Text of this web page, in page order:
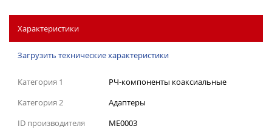
Характеристики
Загрузить технические характеристики
Категория 1
РЧ-компоненты коаксиальные
Категория 2
Адаптеры
ID производителя
ME0003